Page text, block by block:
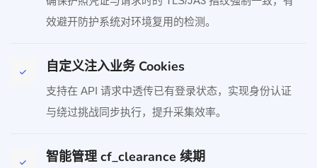
效避开防护系统对环境复用的检测。
自定义注入业务 Cookies
支持在 API 请求中透传已有登录状态，实现身份认证
与绕过挑战同步执行，提升采集效率。
智能管理 cf_clearance 续期